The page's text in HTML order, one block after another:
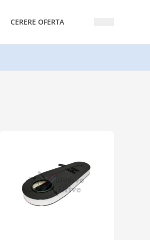
CERERE OFERTA